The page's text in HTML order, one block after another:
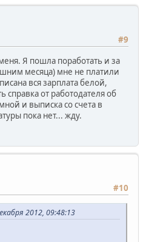
#9
Я пошла поработать и за
месяца) мне не платили
вся зарплата белой,
справка от работодателя об
и выписка со счета в
пока нет... жду.
#10
2012, 09:48:13